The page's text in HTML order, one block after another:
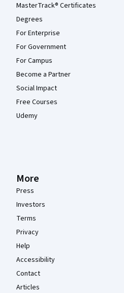
MasterTrack® Certificates
Degrees
For Enterprise
For Government
For Campus
Become a Partner
Social Impact
Free Courses
Udemy
More
Press
Investors
Terms
Privacy
Help
Accessibility
Contact
Articles